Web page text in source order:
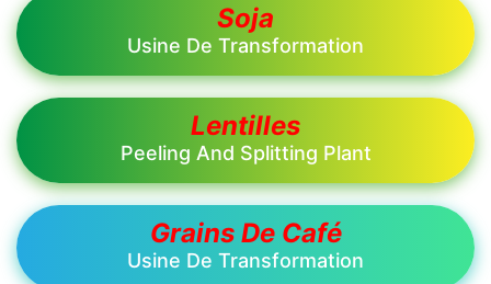
Soja
Usine De Transformation
Lentilles
Peeling And Splitting Plant
Grains De Café
Usine De Transformation